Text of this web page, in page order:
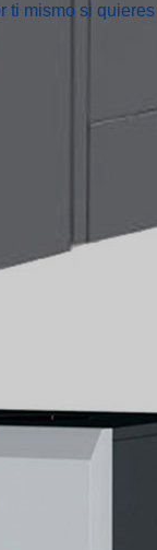
mismo si